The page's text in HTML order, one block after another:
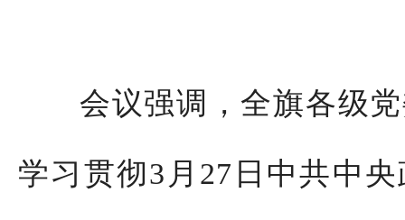
会议强调，全旗各级
学习贯彻3 月 27 日中共中